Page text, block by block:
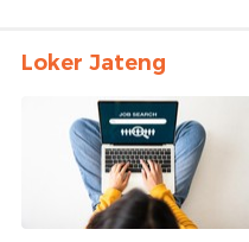
Loker Jateng